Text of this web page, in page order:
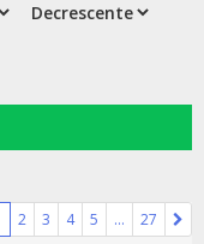
2 3 4 5 … 27